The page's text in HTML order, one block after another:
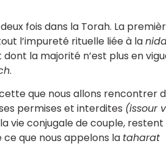
fois dans la Torah. La
l’impureté rituelle liée à la
la majorité n’est plus en
.
que nous allons rencontrer
permises et interdites (issour
vie conjugale de couple,
que nous appelons la taharat